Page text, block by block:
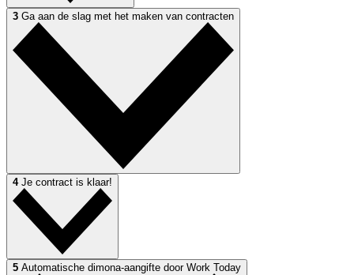
3 Ga aan de slag met het maken van contracten
4 Je contract is klaar!
5 Automatische dimona-aangifte door Work Today